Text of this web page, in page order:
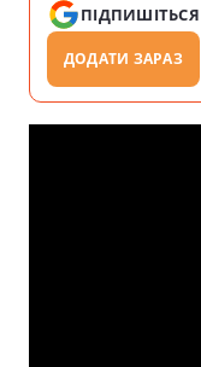
ПІДПИШІТЬСЯ
ДОДАТИ ЗАРАЗ